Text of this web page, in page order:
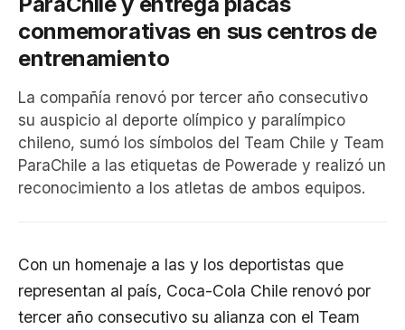
conmemorativas en sus centros de
entrenamiento
La compañía renovó por tercer año consecutivo
su auspicio al deporte olímpico y paralímpico
chileno, sumó los símbolos del Team Chile y Team
ParaChile a las etiquetas de Powerade y realizó un
reconocimiento a los atletas de ambos equipos.
Con un homenaje a las y los deportistas que
representan al país, Coca-Cola Chile renovó por
tercer año consecutivo su alianza con el Team